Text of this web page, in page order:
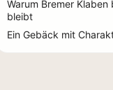
Warum Bremer
bleibt
Ein Gebäck mit